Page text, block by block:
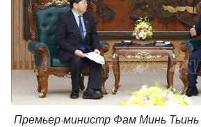
Премьер-министр Фам Минь Тьинь